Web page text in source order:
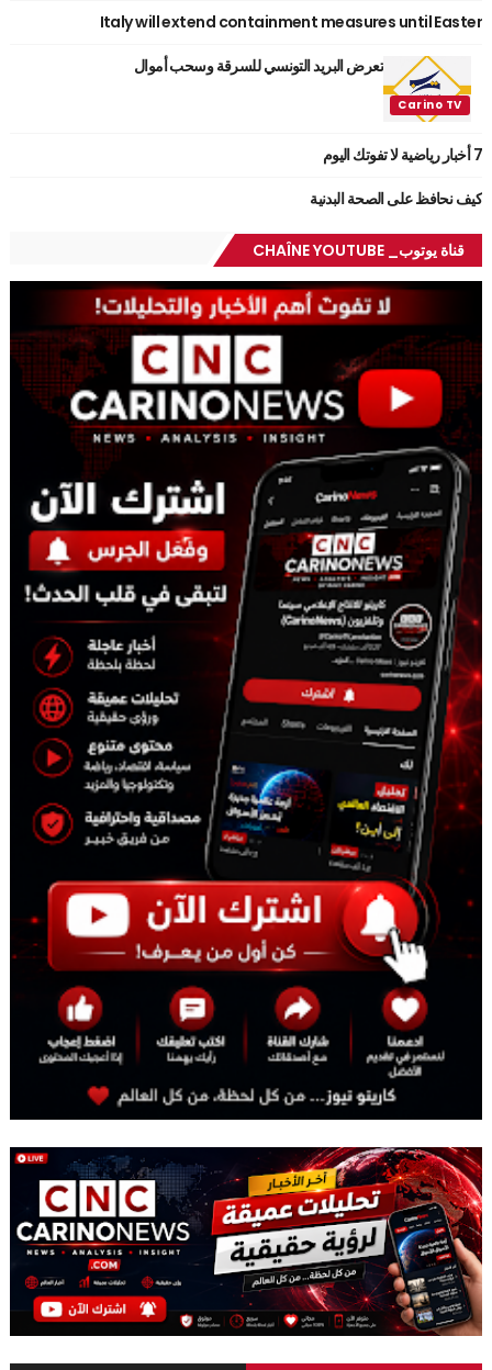
Italy will extend containment measures until Easter
تعرض البريد التونسي للسرقة وسحب أموال
7 أخبار رياضية لا تفوتك اليوم
كيف نحافظ على الصحة البدنية
قناة يوتوب_ CHAÎNE YOUTUBE